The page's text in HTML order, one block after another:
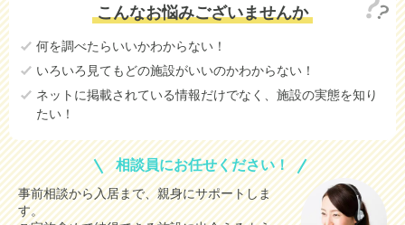
こんなお悩みございませんか
何を調べたらいいかわからない！
いろいろ見てもどの施設がいいのかわからない！
ネットに掲載されている情報だけでなく、施設の実態を知り
たい！
相談員にお任せください！
事前相談から入居まで、親身にサポートしま
す。